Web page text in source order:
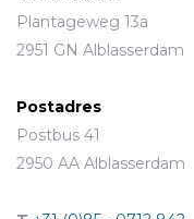
Plantageweg 13a
2951 GN Alblasserdam
Postadres
Postbus 41
2950 AA Alblasserdam